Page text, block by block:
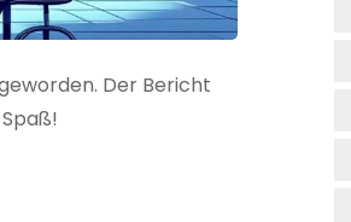
Der Bericht